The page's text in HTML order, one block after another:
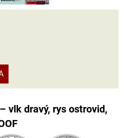
vlk dravý, rys ostrovid,